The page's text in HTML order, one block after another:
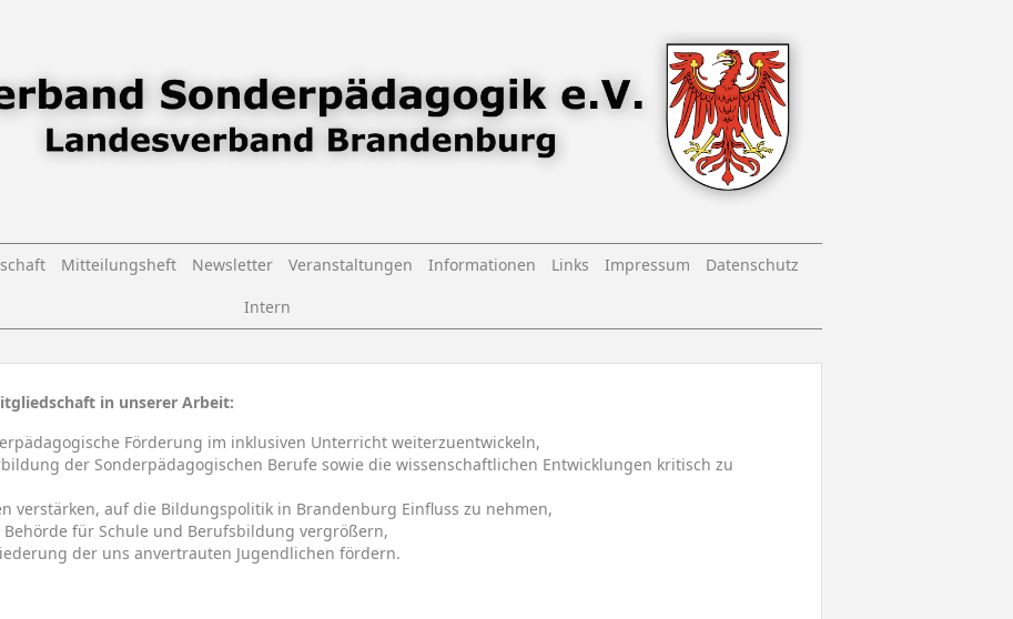
Mitteilungsheft Newsletter Veranstaltungen Informationen Links Impressum
Datenschutz
Intern
in unserer Arbeit:
Förderung im inklusiven Unterricht weiterzuentwickeln,
der Sonderpädagogischen Berufe sowie die wissenschaftlichen Entwicklungen kritisch zu
verstärken, auf die Bildungspolitik in Brandenburg Einfluss zu nehmen,
für Schule und Berufsbildung vergrößern,
der uns anvertrauten Jugendlichen fördern.